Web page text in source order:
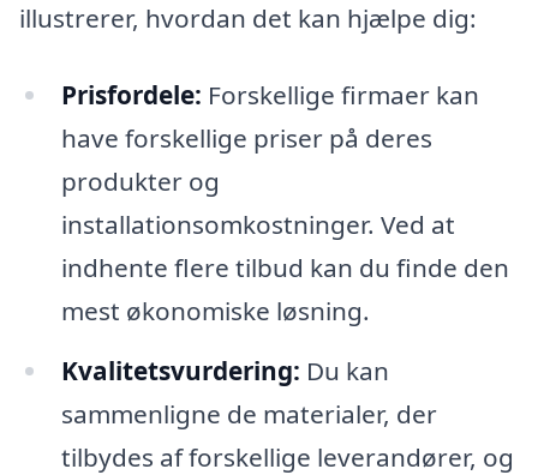
illustrerer, hvordan det kan hjælpe dig:
Prisfordele: Forskellige firmaer kan
have forskellige priser på deres
produkter og
installationsomkostninger. Ved at
indhente flere tilbud kan du finde den
mest økonomiske løsning.
Kvalitetsvurdering: Du kan
sammenligne de materialer, der
tilbydes af forskellige leverandører, og